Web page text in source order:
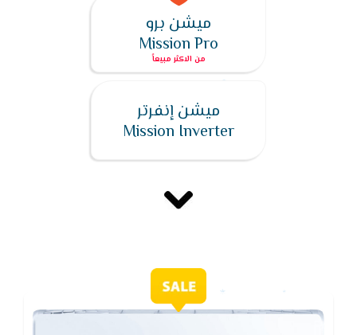
ميشن برو
Mission Pro
ميشن إنفرتر
Mission Inverter